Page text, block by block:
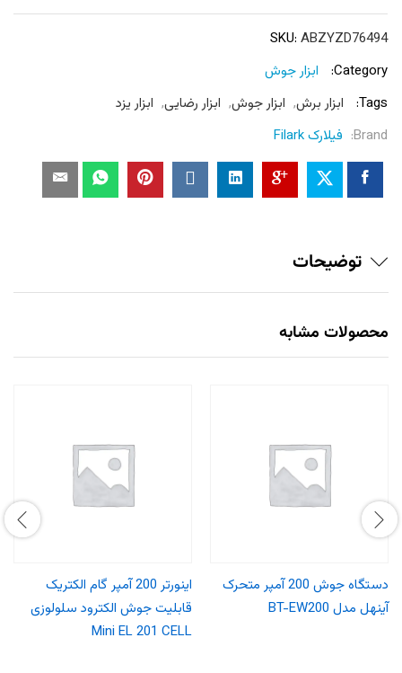
SKU: ABZYZD76494
Category:
ابزار جوش
Tags:
ابزار برش, ابزار جوش, ابزار رضایی, ابزار یزد
Brand: فیلارک Filark
توضیحات
محصولات مشابه
دستگاه جوش 200 آمپر متحرک
آینهل مدل BT-EW200
اینورتر 200 آمپر گام الکتریک
قابلیت جوش الکترود سلولوزی
Mini EL 201 CELL